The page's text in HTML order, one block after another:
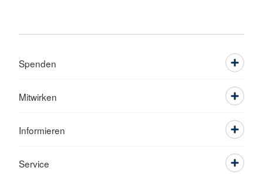
Spenden
Mitwirken
Informieren
Service